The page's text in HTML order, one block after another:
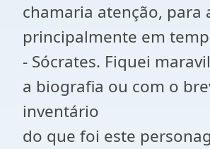
chamaria atenção, para
principalmente em
- Sócrates. Fiquei
a biografia ou com o
inventário
do que foi este